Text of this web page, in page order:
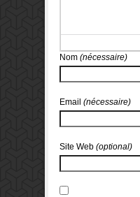
Nom (nécessaire)
Email (nécessaire)
Site Web (optional)